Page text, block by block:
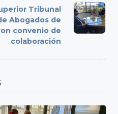
Tribunal
Abogados de
convenio de
colaboración